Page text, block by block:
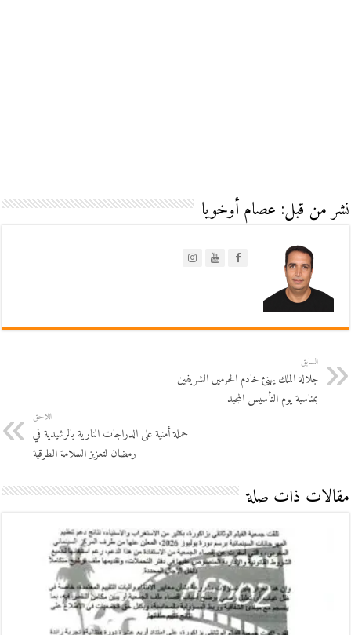
نشر من قبل: عصام أوخويا
السابق
جلالة الملك يهنئ خادم الحرمين الشريفين
بمناسبة يوم التأسيس المجيد
اللاحق
حملة أمنية على الدراجات النارية بالرشيدية في
رمضان لتعزيز السلامة الطرقية
مقالات ذات صلة